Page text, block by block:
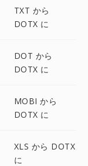
TXT から
DOTX に
DOT から
DOTX に
MOBI から
DOTX に
XLS から DOTX
に